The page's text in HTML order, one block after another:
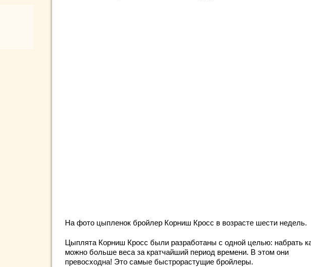
На фото цыпленок бройлер Корниш Кросс в возрасте шести недель.
Цыплята Корниш Кросс были разработаны с одной целью: набрать
можно больше веса за кратчайший период времени. В этом они
превосходна! Это самые быстрорастущие бройлеры.